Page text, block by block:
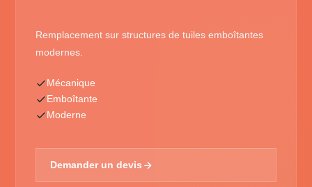
Remplacement sur structures de tuiles emboîtantes
modernes.
Mécanique
Emboîtante
Moderne
Demander un devis